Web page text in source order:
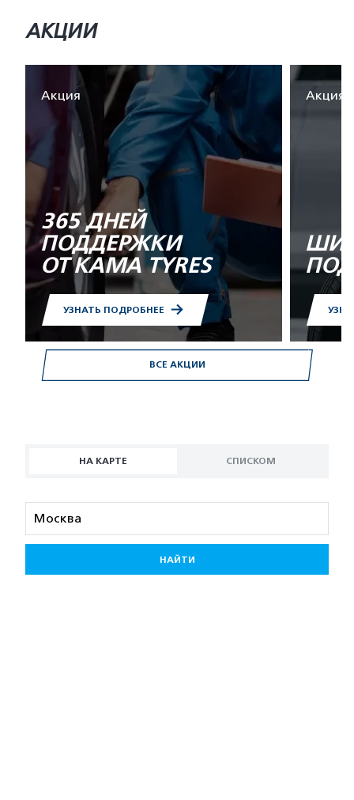
ВСЕ АКЦИИ
АКЦИИ
Акция
365 ДНЕЙ
ПОДДЕРЖКИ
ОТ KAMA TYRES
УЗНАТЬ ПОДРОБНЕЕ
Акция
НА КАРТЕ СПИСКОМ
НАЙТИ